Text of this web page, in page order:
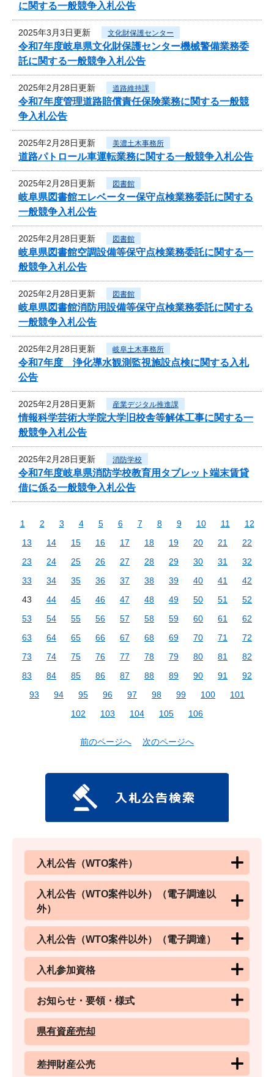
に関する一般競争入札公告
2025年3月3日更新 文化財保護センター
令和7年度岐阜県文化財保護センター機械警備業務委
託に関する一般競争入札公告
2025年2月28日更新 道路維持課
令和7年度管理道路賠償責任保険業務に関する一般競
争入札公告
2025年2月28日更新 美濃土木事務所
道路パトロール車運転業務に関する一般競争入札公告
2025年2月28日更新 図書館
岐阜県図書館エレベーター保守点検業務委託に関する
一般競争入札公告
2025年2月28日更新 図書館
岐阜県図書館空調設備等保守点検業務委託に関する一
般競争入札公告
2025年2月28日更新 図書館
岐阜県図書館消防用設備等保守点検業務委託に関する
一般競争入札公告
2025年2月28日更新 岐阜土木事務所
令和7年度 浄化導水観測監視施設点検に関する入札
公告
2025年2月28日更新 産業デジタル推進課
情報科学芸術大学院大学旧校舎等解体工事に関する一
般競争入札公告
2025年2月28日更新 消防学校
令和7年度岐阜県消防学校教育用タブレット端末賃貸
借に係る一般競争入札公告
1 2 3 4 5 6 7 8 9 10 11
12
13
14 15 16 17 18 19 20 21
22
23
24 25 26 27 28 29 30 31
32
33
34 35 36 37 38 39 40 41
42
43
44 45 46 47 48 49 50 51
52
53
54 55 56 57 58 59 60 61
62
63
64 65 66 67 68 69 70 71
72
73
74 75 76 77 78 79 80 81
82
83
84 85 86 87 88 89 90 91
92
93
94 95 96 97 98 99 100
101
102
103 104 105 106
前のページへ 次のページへ
入札公告（WTO案件）
入札公告（WTO案件以外）（電子調達以
外）
入札公告（WTO案件以外）（電子調達）
入札参加資格
お知らせ・要領・様式
県有資産売却
差押財産公売